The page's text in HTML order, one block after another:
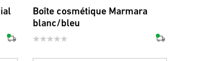
Boîte cosmétique Marmara
blanc/bleu